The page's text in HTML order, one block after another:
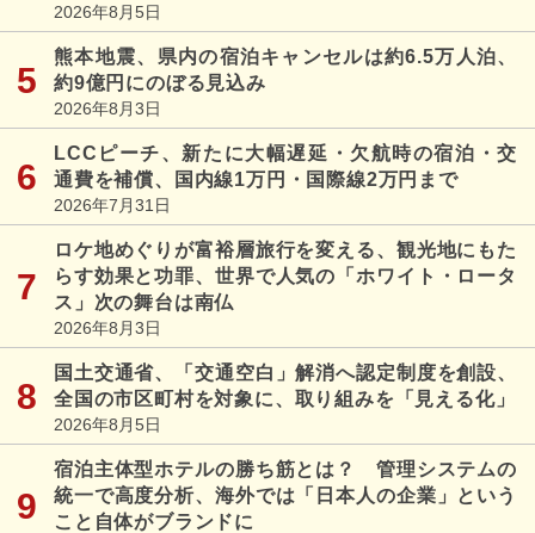
2026年8月5日
熊本地震、県内の宿泊キャンセルは約6.5万人泊、
約9億円にのぼる見込み
2026年8月3日
LCCピーチ、新たに大幅遅延・欠航時の宿泊・交
通費を補償、国内線1万円・国際線2万円まで
2026年7月31日
ロケ地めぐりが富裕層旅行を変える、観光地にもた
らす効果と功罪、世界で人気の「ホワイト・ロータ
ス」次の舞台は南仏
2026年8月3日
国土交通省、「交通空白」解消へ認定制度を創設、
全国の市区町村を対象に、取り組みを「見える化」
2026年8月5日
宿泊主体型ホテルの勝ち筋とは？ 管理システムの
統一で高度分析、海外では「日本人の企業」という
こと自体がブランドに